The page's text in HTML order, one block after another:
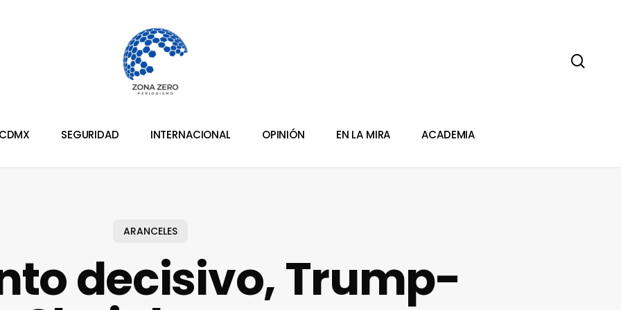
CDMX SEGURIDAD INTERNACIONAL OPINIÓN EN LA MIRA ACADEMIA
ARANCELES
decisivo, Trump-